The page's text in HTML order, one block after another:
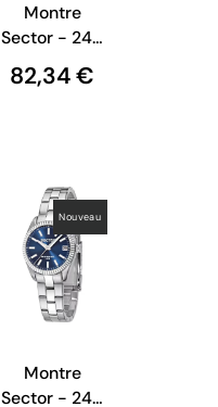
Montre
Sector - 240
-
Multifonction
82,34 €
Nouveau
Montre
Sector - 240